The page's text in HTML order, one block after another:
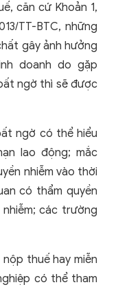
căn cứ Khoản 1,
TT-BTC, những
gây ảnh hưởng
doanh do gặp
ngờ thì sẽ được
ngờ có thể hiểu
lao động; mắc
nhiễm vào thời
có thẩm quyền
các trường
thuế hay miễn
có thể tham